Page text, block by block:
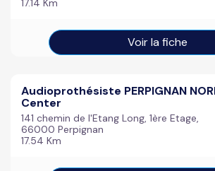
17.14 Km
Voir la fiche
Audioprothésiste PERPIGNAN
Center
141 chemin de l'Etang Long, 1ère Etage,
66000 Perpignan
17.54 Km